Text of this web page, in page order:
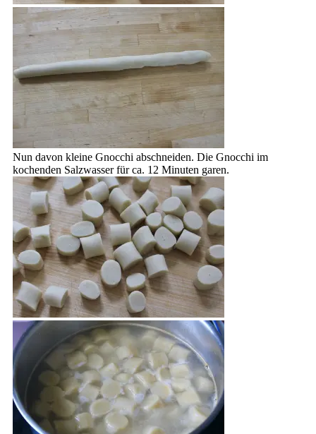
Nun davon kleine Gnocchi abschneiden. Die Gnocchi im
kochenden Salzwasser für ca. 12 Minuten garen.